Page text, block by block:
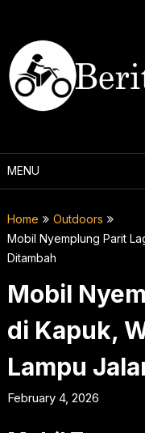
content
MENU
Home
Outdoors
Mobil Nyemplung Parit
Ditambah
Mobil
di Kapuk,
Lampu
February 4, 2026